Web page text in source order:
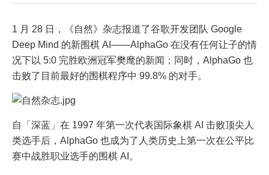
1 月 28 日，《自然》杂志报道了谷歌开发团队 Google
Deep Mind 的新围棋 AI——AlphaGo 在没有任何让子的情
况下以 5:0 完胜欧洲冠军樊麾的新闻；同时，AlphaGo 也
击败了目前最好的围棋程序中 99.8% 的对手。
自「深蓝」在 1997 年第一次代表国际象棋 AI 击败顶尖人
类选手后，AlphaGo 也成为了人类历史上第一次在公平比
赛中战胜职业选手的围棋 AI。